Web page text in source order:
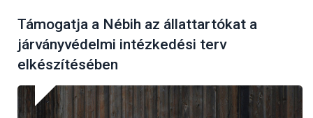
Támogatja a Nébih az állattartókat a
járványvédelmi intézkedési terv
elkészítésében